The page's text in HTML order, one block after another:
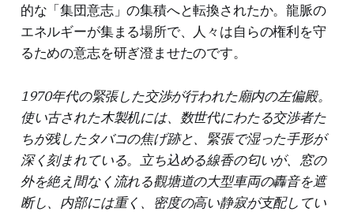
的な「集団意志」の集積へと転換されたか。龍脈の
エネルギーが集まる場所で、人々は自らの権利を守
るための意志を研ぎ澄ませたのです。
1970年代の緊張した交渉が行われた廟内の左偏殿。
使い古された木製机には、数世代にわたる交渉者た
ちが残したタバコの焦げ跡と、緊張で湿った手形が
深く刻まれている。立ち込める線香の匂いが、窓の
外を絶え間なく流れる觀塘道の大型車両の轟音を遮
断し、内部には重く、密度の高い静寂が支配してい